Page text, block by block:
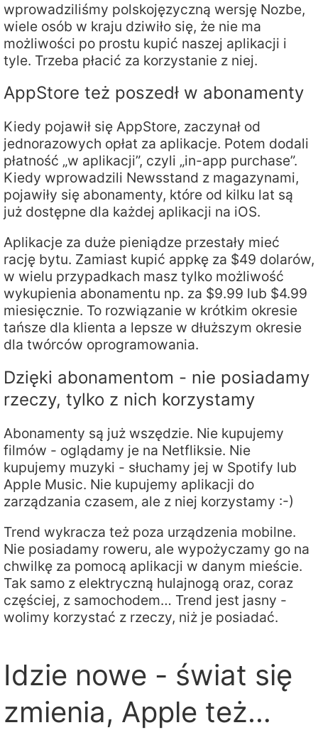
wprowadziliśmy polskojęzyczną wersję Nozbe,
wiele osób w kraju dziwiło się, że nie ma
możliwości po prostu kupić naszej aplikacji i
tyle. Trzeba płacić za korzystanie z niej.
AppStore też poszedł w abonamenty
Kiedy pojawił się AppStore, zaczynał od
jednorazowych opłat za aplikacje. Potem dodali
płatność „w aplikacji”, czyli „in-app purchase”.
Kiedy wprowadzili Newsstand z magazynami,
pojawiły się abonamenty, które od kilku lat są
już dostępne dla każdej aplikacji na iOS.
Aplikacje za duże pieniądze przestały mieć
rację bytu. Zamiast kupić appkę za $49 dolarów,
w wielu przypadkach masz tylko możliwość
wykupienia abonamentu np. za $9.99 lub $4.99
miesięcznie. To rozwiązanie w krótkim okresie
tańsze dla klienta a lepsze w dłuższym okresie
dla twórców oprogramowania.
Dzięki abonamentom - nie posiadamy
rzeczy, tylko z nich korzystamy
Abonamenty są już wszędzie. Nie kupujemy
filmów - oglądamy je na Netfliksie. Nie
kupujemy muzyki - słuchamy jej w Spotify lub
Apple Music. Nie kupujemy aplikacji do
zarządzania czasem, ale z niej korzystamy :-)
Trend wykracza też poza urządzenia mobilne.
Nie posiadamy roweru, ale wypożyczamy go na
chwilkę za pomocą aplikacji w danym mieście.
Tak samo z elektryczną hulajnogą oraz, coraz
częściej, z samochodem… Trend jest jasny -
wolimy korzystać z rzeczy, niż je posiadać.
Idzie nowe - świat się
zmienia, Apple też…